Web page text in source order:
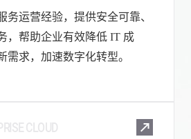
务运营经验，提供安全可靠、
，帮助企业有效降低 IT 成
需求，加速数字化转型。